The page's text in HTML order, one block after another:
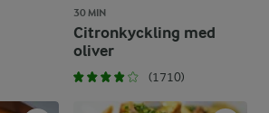
30 MIN
Citronkyckling med
oliver
(1710)